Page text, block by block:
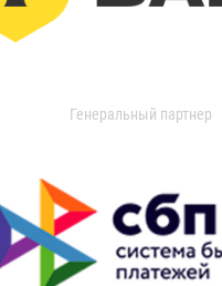
Генеральный партнер